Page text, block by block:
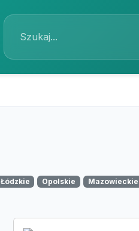
Łódzkie Opolskie Mazowieckie